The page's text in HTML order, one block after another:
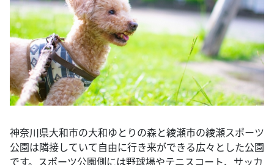
神奈川県大和市の大和ゆとりの森と綾瀬市の綾瀬スポーツ
公園は隣接していて自由に行き来ができる広々とした公園
です。スポーツ公園側には野球場やテニスコート、サッカ